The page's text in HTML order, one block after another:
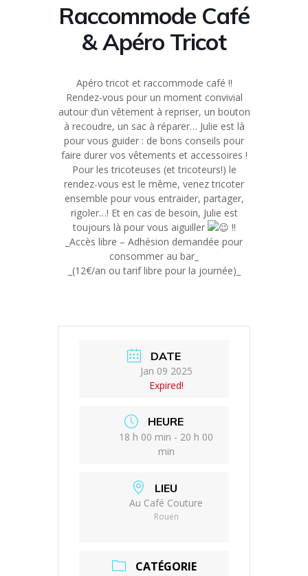
Raccommode Café
& Apéro Tricot
Apéro tricot et raccommode café !!
Rendez-vous pour un moment convivial
autour d’un vêtement à repriser, un bouton
à recoudre, un sac à réparer… Julie est là
pour vous guider : de bons conseils pour
faire durer vos vêtements et accessoires !
Pour les tricoteuses (et tricoteurs!) le
rendez-vous est le même, venez tricoter
ensemble pour vous entraider, partager,
rigoler…! Et en cas de besoin, Julie est
toujours là pour vous aiguiller
!!
_Accès libre – Adhésion demandée pour
consommer au bar_
_(12€/an ou tarif libre pour la journée)_
DATE
Jan 09 2025
Expired!
HEURE
18 h 00 min - 20 h 00
min
LIEU
Au Café Couture
Rouen
CATÉGORIE